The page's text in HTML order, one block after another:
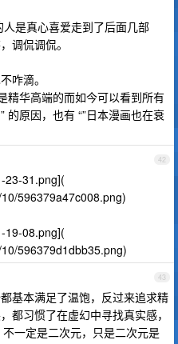
是真心喜爱走到了后面几部
调侃调侃。
咋滴。
精华高端的而如今可以看到所有
的原因，也有 “”日本漫画也在衰
42
23-31.png](
596379a47c008.png)
19-08.png](
596379d1dbb35.png)
43
基本满足了温饱，反过来追求精
都习惯了在虚幻中寻找真实感，
一定是二次元，只是二次元是